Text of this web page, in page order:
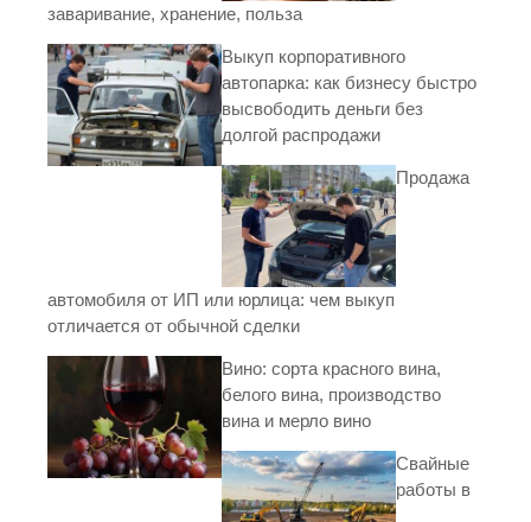
заваривание, хранение, польза
Выкуп корпоративного
автопарка: как бизнесу быстро
высвободить деньги без
долгой распродажи
Продажа
автомобиля от ИП или юрлица: чем выкуп
отличается от обычной сделки
Вино: сорта красного вина,
белого вина, производство
вина и мерло вино
Свайные
работы в